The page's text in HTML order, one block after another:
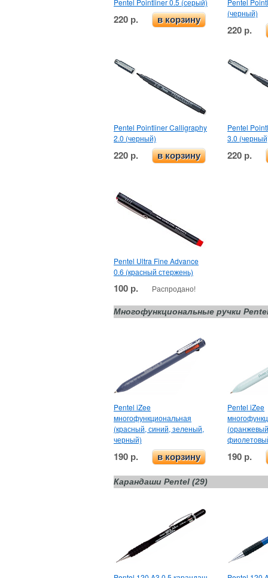
220 р. в корзину
(черный)
220 р.
Pentel Pointliner Calligraphy
2.0 (черный)
220 р. в корзину
Pentel
3.0
220 р.
Pentel Ultra Fine Advance
0.6 (красный стержень)
100 р. Распродано!
Многофункциональные ручки
Pentel iZee
многофункциональная
(красный, синий, зеленый,
черный)
190 р. в корзину
Pentel iZee
190 р.
Карандаши Pentel (29)